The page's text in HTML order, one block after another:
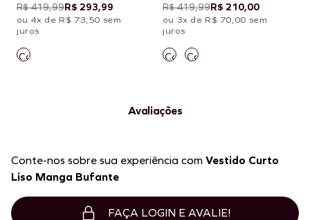
R$ 419,99R$ 293,99
ou 4x de R$ 73,50 sem
juros
Cashmere
R$ 419,99R$ 210,00
ou 3x de R$ 70,00 sem
juros
Avaliações
Conte-nos sobre sua experiência com Vestido Curto
Liso Manga Bufante
FAÇA LOGIN E AVALIE!